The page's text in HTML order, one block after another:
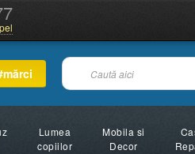
Lumea
copiilor
Mobila si
Decor